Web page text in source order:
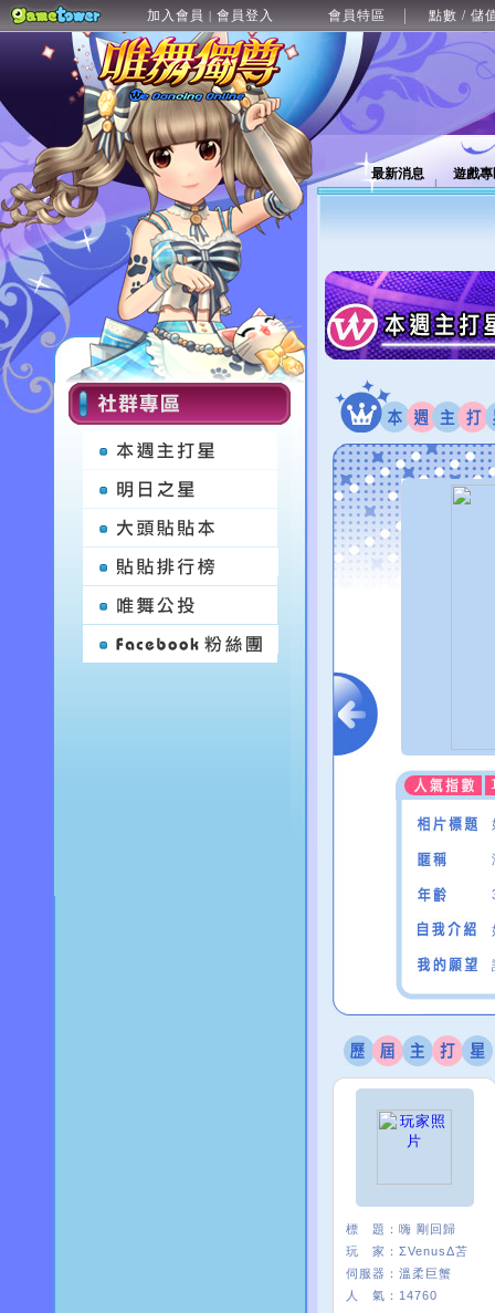
加入會員 | 會員登入 會員特區 點數 / 儲
最新消息 遊戲
標 題： 嗨 剛回歸
玩 家： ΣVenusΔ苫
伺服器： 溫柔巨蟹
人 氣： 14760